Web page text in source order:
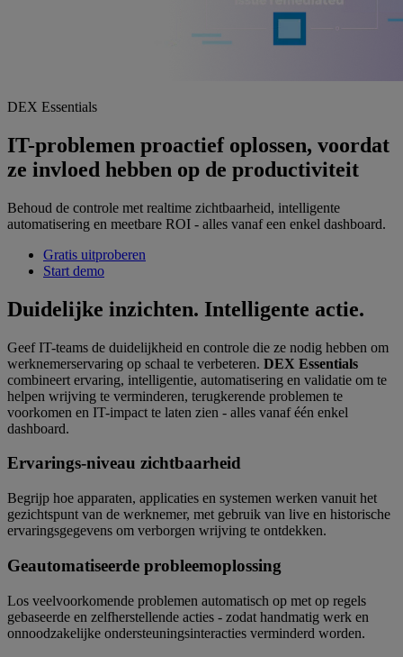
DEX Essentials
IT-problemen proactief oplossen, voordat
ze invloed hebben op de productiviteit
Behoud de controle met realtime zichtbaarheid, intelligente
automatisering en meetbare ROI - alles vanaf een enkel dashboard.
Gratis uitproberen
Start demo
Duidelijke inzichten. Intelligente actie.
Geef IT-teams de duidelijkheid en controle die ze nodig hebben om
werknemerservaring op schaal te verbeteren. DEX Essentials
combineert ervaring, intelligentie, automatisering en validatie om te
helpen wrijving te verminderen, terugkerende problemen te
voorkomen en IT-impact te laten zien - alles vanaf één enkel
dashboard.
Ervarings-niveau zichtbaarheid
Begrijp hoe apparaten, applicaties en systemen werken vanuit het
gezichtspunt van de werknemer, met gebruik van live en historische
ervaringsgegevens om verborgen wrijving te ontdekken.
Geautomatiseerde probleemoplossing
Los veelvoorkomende problemen automatisch op met op regels
gebaseerde en zelfherstellende acties - zodat handmatig werk en
onnoodzakelijke ondersteuningsinteracties verminderd worden.